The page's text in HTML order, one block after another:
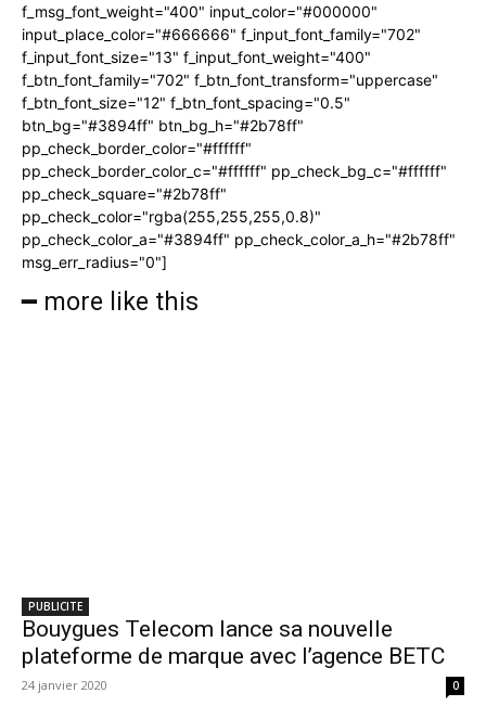
f_msg_font_weight="400" input_color="#000000"
input_place_color="#666666" f_input_font_family="702"
f_input_font_size="13" f_input_font_weight="400"
f_btn_font_family="702" f_btn_font_transform="uppercase"
f_btn_font_size="12" f_btn_font_spacing="0.5"
btn_bg="#3894ff" btn_bg_h="#2b78ff"
pp_check_border_color="#ffffff"
pp_check_border_color_c="#ffffff" pp_check_bg_c="#ffffff"
pp_check_square="#2b78ff"
pp_check_color="rgba(255,255,255,0.8)"
pp_check_color_a="#3894ff" pp_check_color_a_h="#2b78ff"
msg_err_radius="0"]
━ more like this
PUBLICITE
Bouygues Telecom lance sa nouvelle
plateforme de marque avec l’agence BETC
24 janvier 2020 0